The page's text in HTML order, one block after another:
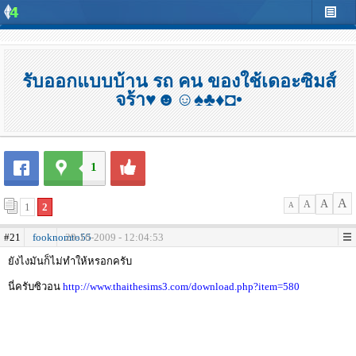
รับออกแบบบ้าน รถ คน ของใช้เดอะซิมส์
จร้า♥☻☺♠♣♦◘•
1
1 2 A A A A
#21 fooknomto5529-10-2009 - 12:04:53
ยังไงมันก็ไม่ทำให้หรอกครับ
นี่ครับซิวอน http://www.thaithesims3.com/download.php?item=580